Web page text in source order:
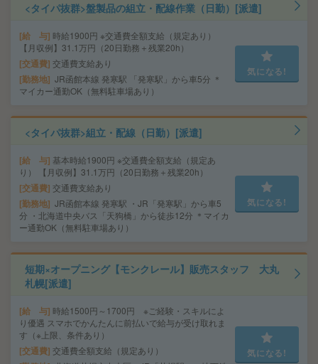
<タイパ抜群>盤製品の組立・配線作業（日勤）[派遣]
給 与 時給1900円 ※交通費全額支給（規定あり）
【月収例】31.1万円（20日勤務＋残業20h）
交通費 交通費支給あり
勤務地 JR函館本線 発寒駅 「発寒駅」から車5分 ＊
マイカー通勤OK（無料駐車場あり）
気になる!
<タイパ抜群>組立・配線（日勤）[派遣]
給 与 基本時給1900円 ※交通費全額支給（規定あ
り） 【月収例】31.1万円（20日勤務＋残業20h）
交通費 交通費支給あり
勤務地 JR函館本線 発寒駅 ・JR「発寒駅」から車5
分 ・北海道中央バス「天狗橋」から徒歩12分 ＊マイカ
ー通勤OK（無料駐車場あり）
気になる!
短期×オープニング【モンクレール】販売スタッフ 大丸
札幌[派遣]
給 与 時給1500円～1700円 ※ご経験・スキルによ
り優遇 スマホでかんたんに前払いで給与が受け取れま
す（※上限、条件あり）
交通費 交通費全額支給（規定あり） 気になる!